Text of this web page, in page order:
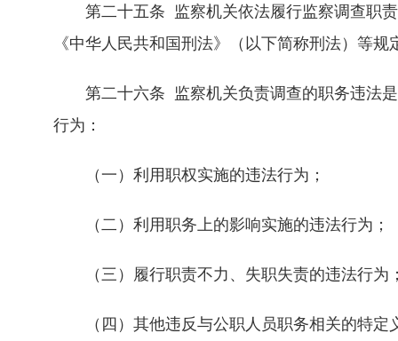
第二十五条 监察机关依法履行监察调查职责
《中华人民共和国刑法》（以下简称刑法）等
第二十六条 监察机关负责调查的职务违法是
行为：
（一）利用职权实施的违法行为；
（二）利用职务上的影响实施的违法行为；
（三）履行职责不力、失职失责的违法行为
（四）其他违反与公职人员职务相关的特定